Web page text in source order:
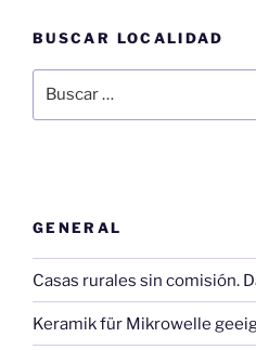
BUSCAR LOCALIDAD
por:
GENERAL
Casas rurales sin comisión.
Keramik für Mikrowelle